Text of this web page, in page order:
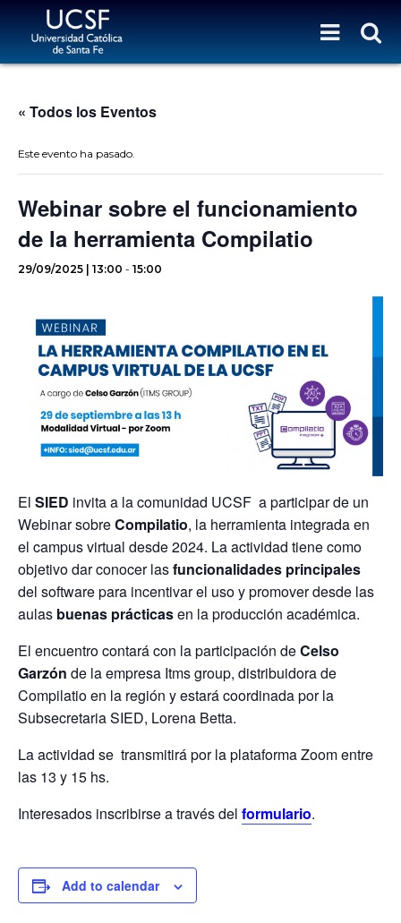
« Todos los Eventos
Este evento ha pasado.
Webinar sobre el funcionamiento
de la herramienta Compilatio
29/09/2025 | 13:00 - 15:00
El SIED invita a la comunidad UCSF a participar de un
Webinar sobreCompilatio, la herramienta integrada en
el campus virtual desde 2024. La actividad tiene como
objetivo dar conocer lasfuncionalidades principales
del software para incentivar el uso y promover desde las
aulas buenas prácticasen la producción académica.
El encuentro contará con la participación deCelso
Garzón de la empresa Itms group, distribuidora de
Compilatio en la región y estará coordinada por la
Subsecretaria SIED, Lorena Betta.
La actividad se transmitirá por la plataforma Zoom entre
las 13 y 15 hs.
Interesados inscribirse a través del formulario.
Add to calendar